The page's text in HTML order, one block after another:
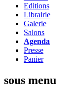
Editions
Librairie
Galerie
Salons
Agenda
Presse
Panier
sous menu